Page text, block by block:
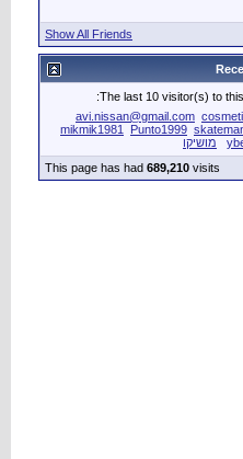
Show All Friends
The last 10 visitor(s) to
avi.nissan@gmail.com
mikmik1981
Punto1999
מושיקו
This page has had 689,210 visits